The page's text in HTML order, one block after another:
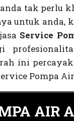
anda tak perlu
untuk anda,
Service
ini
Pompa
AIR